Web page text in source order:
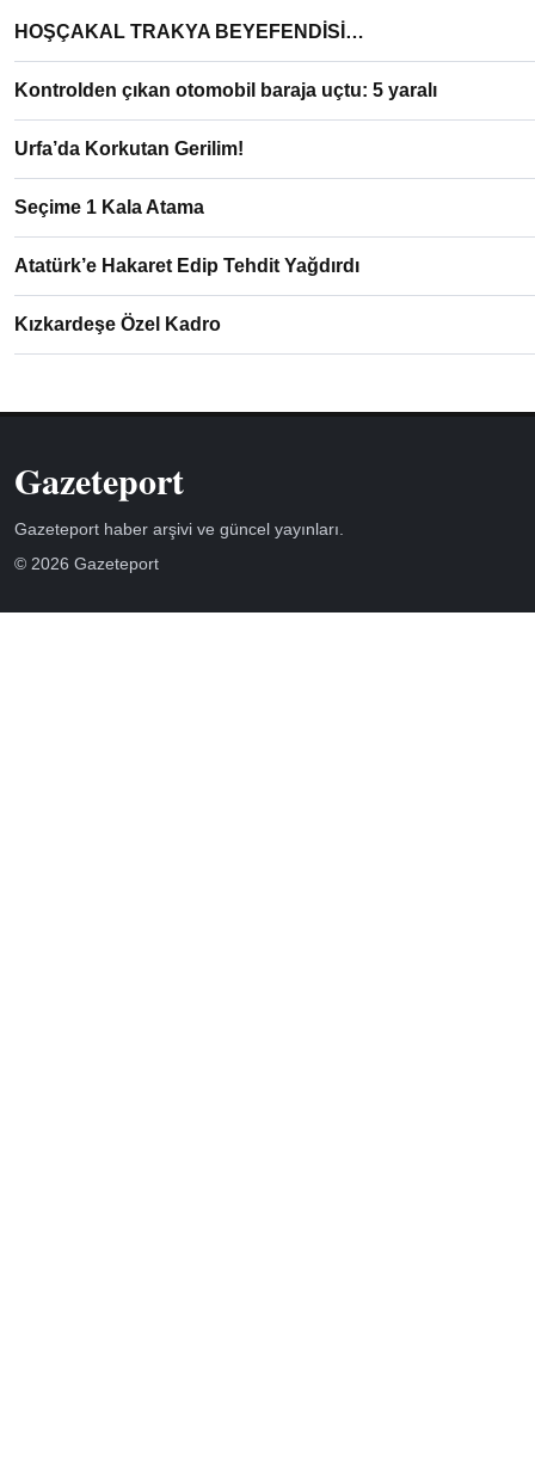
HOŞÇAKAL TRAKYA BEYEFENDİSİ…
Kontrolden çıkan otomobil baraja uçtu: 5 yaralı
Urfa’da Korkutan Gerilim!
Seçime 1 Kala Atama
Atatürk’e Hakaret Edip Tehdit Yağdırdı
Kızkardeşe Özel Kadro
Gazeteport
Gazeteport haber arşivi ve güncel yayınları.
© 2026 Gazeteport